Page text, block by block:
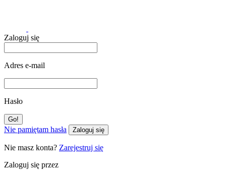
Zaloguj się
Adres e-mail
Hasło
Nie pamiętam hasła Zaloguj się
Nie masz konta? Zarejestruj się
Zaloguj się przez